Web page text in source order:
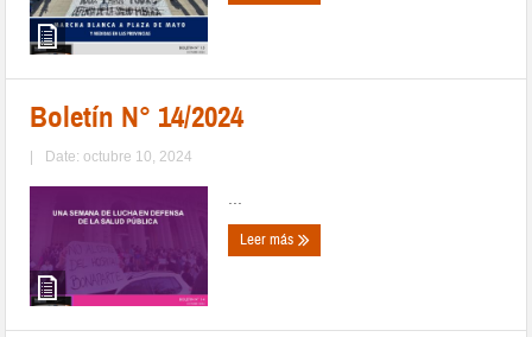
Boletín N° 14/2024
| Date: octubre 10, 2024
Leer más